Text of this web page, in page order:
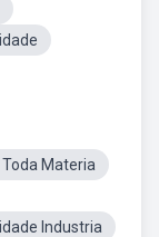
Materia
Industria